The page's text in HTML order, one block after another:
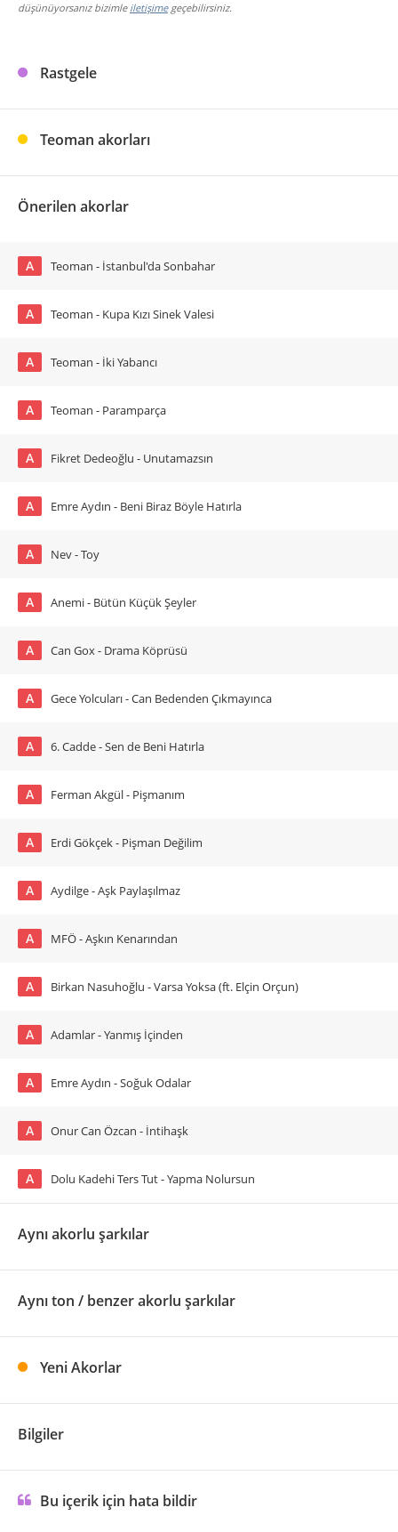
düşünüyorsanız bizimle iletişimegeçebilirsiniz.
Rastgele
Teoman akorları
Önerilen akorlar
A Teoman - İstanbul'da Sonbahar
A Teoman - Kupa Kızı Sinek Valesi
A Teoman - İki Yabancı
A Teoman - Paramparça
A Fikret Dedeoğlu - Unutamazsın
A Emre Aydın - Beni Biraz Böyle Hatırla
A Nev - Toy
A Anemi - Bütün Küçük Şeyler
A Can Gox - Drama Köprüsü
A Gece Yolcuları - Can Bedenden Çıkmayınca
A 6. Cadde - Sen de Beni Hatırla
A Ferman Akgül - Pişmanım
A Erdi Gökçek - Pişman Değilim
A Aydilge - Aşk Paylaşılmaz
A MFÖ - Aşkın Kenarından
A Birkan Nasuhoğlu - Varsa Yoksa (ft. Elçin Orçun)
A Adamlar - Yanmış İçinden
A Emre Aydın - Soğuk Odalar
A Onur Can Özcan - İntihaşk
A Dolu Kadehi Ters Tut - Yapma Nolursun
Aynı akorlu şarkılar
Aynı ton / benzer akorlu şarkılar
Yeni Akorlar
Bilgiler
Bu içerik için hata bildir